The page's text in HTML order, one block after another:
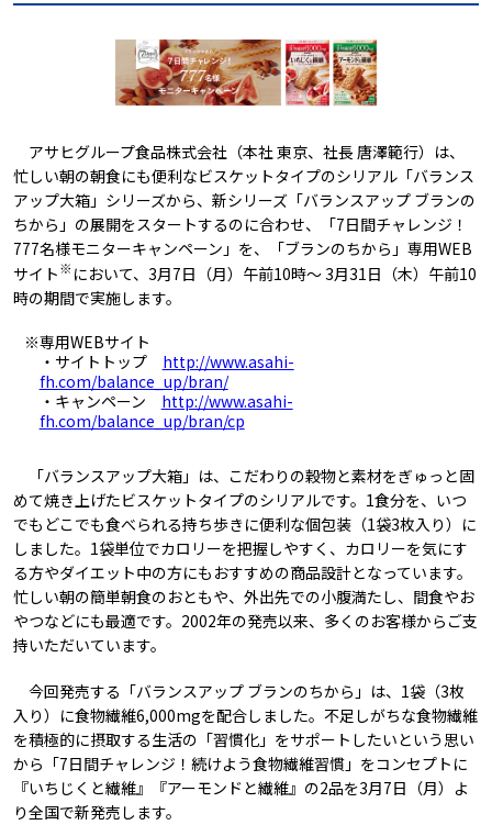
アサヒグループ食品株式会社（本社 東京、社長 唐澤範行）は、
忙しい朝の朝食にも便利なビスケットタイプのシリアル「バランス
アップ大箱」シリーズから、新シリーズ「バランスアップ ブランの
ちから」の展開をスタートするのに合わせ、「7日間チャレンジ！
777名様モニターキャンペーン」を、「ブランのちから」専用WEB
サイト※ において、3月7日（月）午前10時～ 3月31日（木）午前10
時の期間で実施します。
※専用WEBサイト
・サイトトップ http://www.asahi-
fh.com/balance_up/bran/
・キャンペーン http://www.asahi-
fh.com/balance_up/bran/cp
「バランスアップ大箱」は、こだわりの穀物と素材をぎゅっと固
めて焼き上げたビスケットタイプのシリアルです。1食分を、いつ
でもどこでも食べられる持ち歩きに便利な個包装（1袋3枚入り）に
しました。1袋単位でカロリーを把握しやすく、カロリーを気にす
る方やダイエット中の方にもおすすめの商品設計となっています。
忙しい朝の簡単朝食のおともや、外出先での小腹満たし、間食やお
やつなどにも最適です。2002年の発売以来、多くのお客様からご支
持いただいています。
今回発売する「バランスアップ ブランのちから」は、1袋（3枚
入り）に食物繊維6,000mgを配合しました。不足しがちな食物繊維
を積極的に摂取する生活の「習慣化」をサポートしたいという思い
から「7日間チャレンジ！続けよう食物繊維習慣」をコンセプトに
『いちじくと繊維』『アーモンドと繊維』の2品を3月7日（月）よ
り全国で新発売します。